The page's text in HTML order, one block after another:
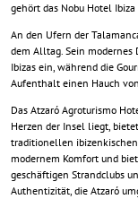
gehört das Nobu Hotel
An den Ufern der
dem Alltag. Sein
Ibizas ein, während die
Aufenthalt einen Hauch
Das Atzaró Agroturismo
Herzen der Insel liegt,
traditionellen
modernem Komfort und
geschäftigen Strandclubs
Authentizität, die Atzaró